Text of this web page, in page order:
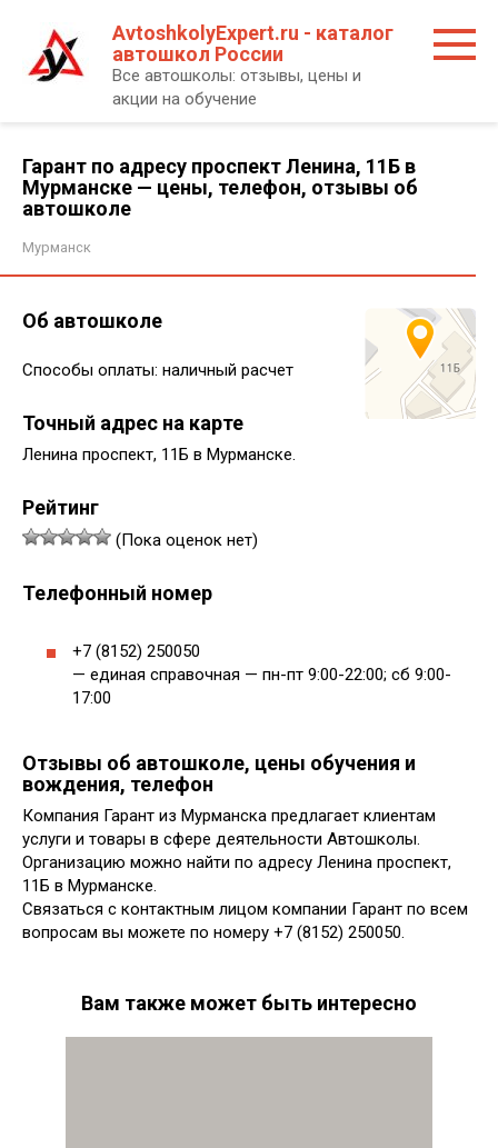
контенту
AvtoshkolyExpert.ru - каталог
автошкол России
Все автошколы: отзывы, цены и
акции на обучение
Гарант по адресу проспект Ленина, 11Б в
Мурманске — цены, телефон, отзывы об
автошколе
Мурманск
Об автошколе
Способы оплаты: наличный расчет
Точный адрес на карте
Ленина проспект, 11Б в Мурманске.
Рейтинг
(Пока оценок нет)
Телефонный номер
+7 (8152) 250050
— единая справочная — пн-пт 9:00-22:00; сб 9:00-
17:00
Отзывы об автошколе, цены обучения и
вождения, телефон
Компания Гарант из Мурманска предлагает клиентам
услуги и товары в сфере деятельности Автошколы.
Организацию можно найти по адресу Ленина проспект,
11Б в Мурманске.
Связаться с контактным лицом компании Гарант по всем
вопросам вы можете по номеру +7 (8152) 250050.
Вам также может быть интересно